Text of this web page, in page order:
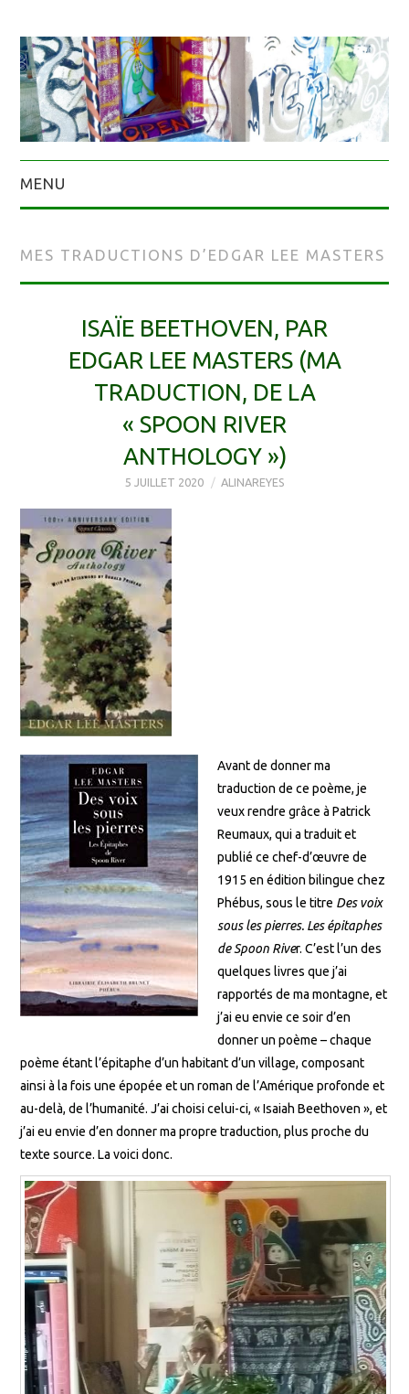
MENU
MES TRADUCTIONS D’EDGAR LEE MASTERS
ISAÏE BEETHOVEN, PAR
EDGAR LEE MASTERS (MA
TRADUCTION, DE LA
« SPOON RIVER
ANTHOLOGY »)
5 JUILLET 2020 ALINAREYES
Avant de donner ma
traduction de ce poème, je
veux rendre grâce à Patrick
Reumaux, qui a traduit et
publié ce chef-d’œuvre de
1915 en édition bilingue chez
Phébus, sous le titre Des voix
sous les pierres. Les épitaphes
de Spoon River. C’est l’un des
quelques livres que j’ai
rapportés de ma montagne, et
j’ai eu envie ce soir d’en
donner un poème – chaque
poème étant l’épitaphe d’un habitant d’un village, composant
ainsi à la fois une épopée et un roman de l’Amérique profonde et
au-delà, de l’humanité. J’ai choisi celui-ci, « Isaiah Beethoven », et
j’ai eu envie d’en donner ma propre traduction, plus proche du
texte source. La voici donc.